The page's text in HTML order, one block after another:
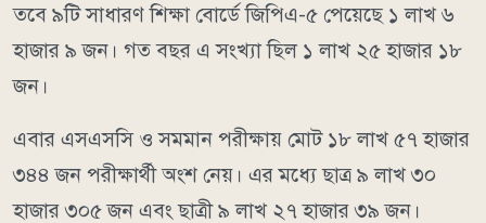
তবে ৯টি সাধারণ শিক্ষা বোর্ডে জিপিএ-৫ পেয়েছে ১ লাখ ৬
হাজার ৯ জন। গত বছর এ সংখ্যা ছিল ১ লাখ ২৫ হাজার ১৮
জন।
এবার এসএসসি ও সমমান পরীক্ষায় মোট ১৮ লাখ ৫৭ হাজার
৩৪৪ জন পরীক্ষার্থী অংশ নেয়। এর মধ্যে ছাত্র ৯ লাখ ৩০
হাজার ৩০৫ জন এবং ছাত্রী ৯ লাখ ২৭ হাজার ৩৯ জন।